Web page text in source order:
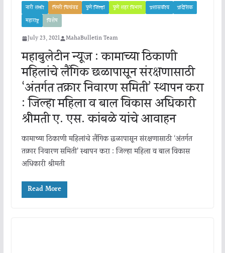
नारी शक्ती पिंपरी चिचंवड पुणे जिल्हा पुणे शहर विभाग प्रशासकीय
प्रादेशिक
महाराष्ट्र
विशेष
July 23, 2021 MahaBulletin Team
महाबुलेटीन न्यूज : कामाच्या ठिकाणी
महिलांचे लैंगिक छळापासून संरक्षणासाठी
‘अंतर्गत तक्रार निवारण समिती’ स्थापन करा
: जिल्हा महिला व बाल विकास अधिकारी
श्रीमती ए. एस. कांबळे यांचे आवाहन
कामाच्या ठिकाणी महिलांचे लैंगिक छळापासून संरक्षणासाठी ‘अंतर्गत
तक्रार निवारण समिती’ स्थापन करा : जिल्हा महिला व बाल विकास
अधिकारी श्रीमती
Read More